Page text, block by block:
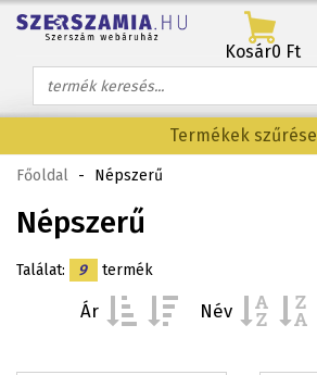
Kosár0 Ft
Termékek szűrése
Főoldal - Népszerű
Népszerű
Találat: 9 termék
Ár Név